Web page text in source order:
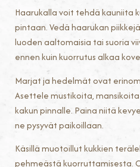
Haarukalla voit tehdä kauniita
pintaan. Vedä haarukan
luoden aaltomaisia tai suoria
ennen kuin kuorrutus alkaa
Marjat ja hedelmät ovat
Asettele mustikoita,
kakun pinnalle. Paina niitä
ne pysyvät paikoillaan.
Käsillä muotoillut kukkien
pehmeästä kuorruttamisesta.